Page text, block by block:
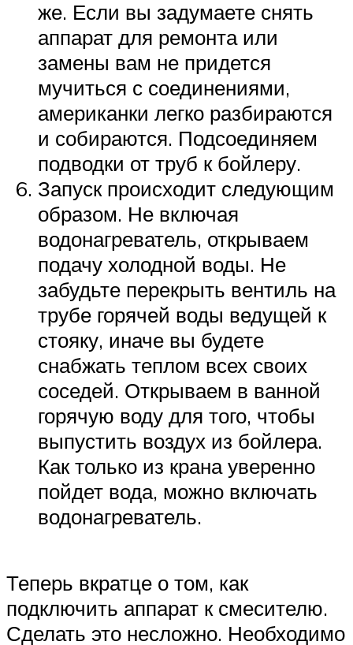
же. Если вы задумаете снять
аппарат для ремонта или
замены вам не придется
мучиться с соединениями,
американки легко разбираются
и собираются. Подсоединяем
подводки от труб к бойлеру.
Запуск происходит следующим
образом. Не включая
водонагреватель, открываем
подачу холодной воды. Не
забудьте перекрыть вентиль на
трубе горячей воды ведущей к
стояку, иначе вы будете
снабжать теплом всех своих
соседей. Открываем в ванной
горячую воду для того, чтобы
выпустить воздух из бойлера.
Как только из крана уверенно
пойдет вода, можно включать
водонагреватель.
Теперь вкратце о том, как
подключить аппарат к смесителю.
Сделать это несложно. Необходимо